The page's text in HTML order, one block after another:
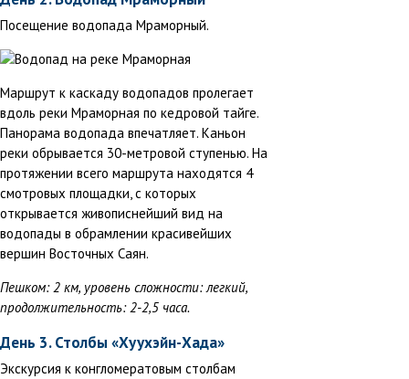
Посещение водопада Мраморный.
Маршрут к каскаду водопадов пролегает
вдоль реки Мраморная по кедровой тайге.
Панорама водопада впечатляет. Каньон
реки обрывается 30-метpовой ступенью. На
протяжении всего маршрута находятся 4
смотровых площадки, с которых
открывается живописнейший вид на
водопады в обрамлении красивейших
вершин Восточных Саян.
Пешком: 2 км, уровень сложности: легкий,
продолжительность: 2-2,5 часа.
День 3. Столбы «Хуухэйн-Хада»
Экскурсия к конгломератовым столбам